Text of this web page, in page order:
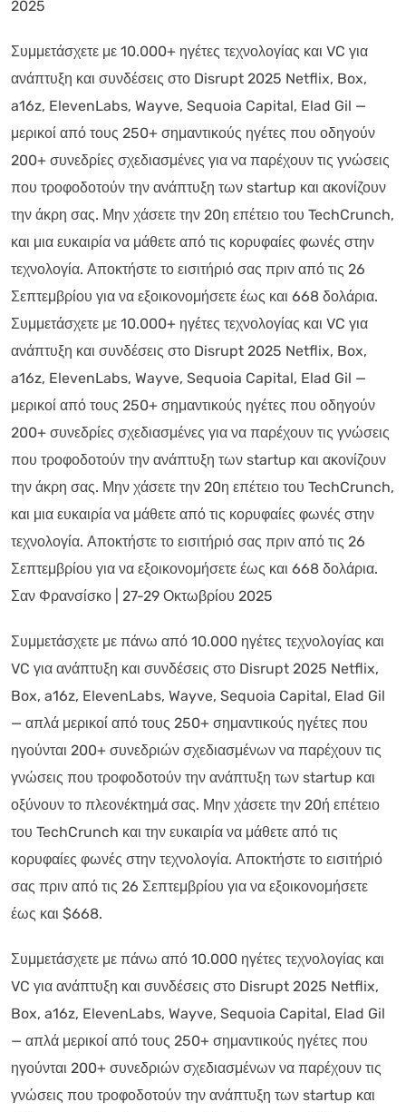
2025
Συμμετάσχετε με 10.000+ ηγέτες τεχνολογίας και VC για
ανάπτυξη και συνδέσεις στο Disrupt 2025 Netflix, Box,
a16z, ElevenLabs, Wayve, Sequoia Capital, Elad Gil —
μερικοί από τους 250+ σημαντικούς ηγέτες που οδηγούν
200+ συνεδρίες σχεδιασμένες για να παρέχουν τις γνώσεις
που τροφοδοτούν την ανάπτυξη των startup και ακονίζουν
την άκρη σας. Μην χάσετε την 20η επέτειο του TechCrunch,
και μια ευκαιρία να μάθετε από τις κορυφαίες φωνές στην
τεχνολογία. Αποκτήστε το εισιτήριό σας πριν από τις 26
Σεπτεμβρίου για να εξοικονομήσετε έως και 668 δολάρια.
Συμμετάσχετε με 10.000+ ηγέτες τεχνολογίας και VC για
ανάπτυξη και συνδέσεις στο Disrupt 2025 Netflix, Box,
a16z, ElevenLabs, Wayve, Sequoia Capital, Elad Gil —
μερικοί από τους 250+ σημαντικούς ηγέτες που οδηγούν
200+ συνεδρίες σχεδιασμένες για να παρέχουν τις γνώσεις
που τροφοδοτούν την ανάπτυξη των startup και ακονίζουν
την άκρη σας. Μην χάσετε την 20η επέτειο του TechCrunch,
και μια ευκαιρία να μάθετε από τις κορυφαίες φωνές στην
τεχνολογία. Αποκτήστε το εισιτήριό σας πριν από τις 26
Σεπτεμβρίου για να εξοικονομήσετε έως και 668 δολάρια.
Σαν Φρανσίσκο | 27-29 Οκτωβρίου 2025
Συμμετάσχετε με πάνω από 10.000 ηγέτες τεχνολογίας και
VC για ανάπτυξη και συνδέσεις στο Disrupt 2025 Netflix,
Box, a16z, ElevenLabs, Wayve, Sequoia Capital, Elad Gil
— απλά μερικοί από τους 250+ σημαντικούς ηγέτες που
ηγούνται 200+ συνεδριών σχεδιασμένων να παρέχουν τις
γνώσεις που τροφοδοτούν την ανάπτυξη των startup και
οξύνουν το πλεονέκτημά σας. Μην χάσετε την 20ή επέτειο
του TechCrunch και την ευκαιρία να μάθετε από τις
κορυφαίες φωνές στην τεχνολογία. Αποκτήστε το εισιτήριό
σας πριν από τις 26 Σεπτεμβρίου για να εξοικονομήσετε
έως και $668.
Συμμετάσχετε με πάνω από 10.000 ηγέτες τεχνολογίας και
VC για ανάπτυξη και συνδέσεις στο Disrupt 2025 Netflix,
Box, a16z, ElevenLabs, Wayve, Sequoia Capital, Elad Gil
— απλά μερικοί από τους 250+ σημαντικούς ηγέτες που
ηγούνται 200+ συνεδριών σχεδιασμένων να παρέχουν τις
γνώσεις που τροφοδοτούν την ανάπτυξη των startup και